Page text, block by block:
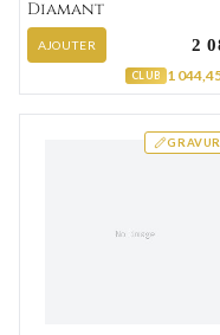
Diamant
AJOUTER 2
CLUB 1